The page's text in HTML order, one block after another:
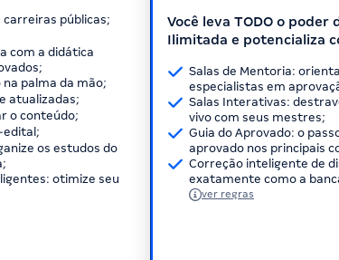
carreiras públicas;
com a didática
palma da mão;
atualizadas;
o conteúdo;
edital;
os estudos do
otimize seu
Você leva TODO o poder
Ilimitada e potencializa
Salas de Mentoria:
especialistas em
Salas Interativas:
vivo com seus mestres;
Guia do Aprovado: o
aprovado nos principais
Correção inteligente de
exatamente como a
ver regras